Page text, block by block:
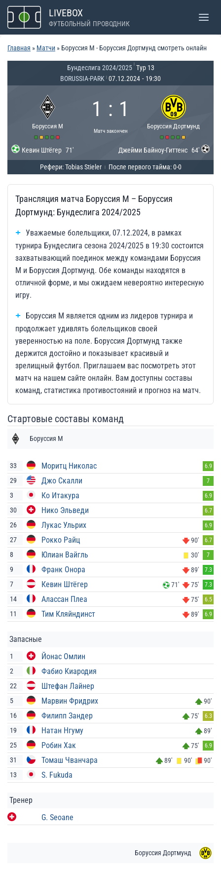
Перейти
содержимому
LIVEBOX
ФУТБОЛЬНЫЙ ПРОВОДНИК
Главная » Матчи » Боруссия М - Боруссия Дортмунд смотреть онлайн
Бундеслига 2024/2025 Тур 13
BORUSSIA-PARK 07.12.2024 - 19:30
Боруссия М
1 : 1
Матч закончен
Боруссия Дортмунд
Кевин Штёгер 71' Джейми Байноу-Гиттенс 64'
Рефери: Tobias Stieler После первого тайма: 0-0
Трансляция матча Боруссия М – Боруссия
Дортмунд: Бундеслига 2024/2025
Уважаемые болельщики, 07.12.2024, в рамках
турнира Бундеслига сезона 2024/2025 в 19:30 состоится
захватывающий поединок между командами Боруссия
М и Боруссия Дортмунд. Обе команды находятся в
отличной форме, и мы ожидаем невероятно интересную
игру.
Боруссия М является одним из лидеров турнира и
продолжает удивлять болельщиков своей
уверенностью на поле. Боруссия Дортмунд также
держится достойно и показывает красивый и
зрелищный футбол. Приглашаем вас посмотреть этот
матч на нашем сайте онлайн. Вам доступны составы
команд, статистика противостояний и прогноз на матч.
Стартовые составы команд
Боруссия М
33 Моритц Николас 6.9
29 Джо Скалли 7
3 Ко Итакура 6.9
30 Нико Эльведи 6.7
26 Лукас Ульрих 6.9
27 Рокко Райц 90' 6.7
8 Юлиан Вайгль 30' 7
9 Франк Онора 89' 7.3
7 Кевин Штёгер 71' 75' 7.3
14 Алассан Плеа 75' 6.5
11 Тим Кляйндинст 89' 6.9
Запасные
1 Йонас Омлин
2 Фабио Киародия
22 Штефан Лайнер
5 Марвин Фридрих
90'
16
Филипп Зандер 75' 6.3
19 Натан Нгуму
89'
25
Робин Хак 75' 6.9
31 Томаш Чванчара 89' 90'
90'
13
S. Fukuda
Тренер
G. Seoane
Боруссия Дортмунд